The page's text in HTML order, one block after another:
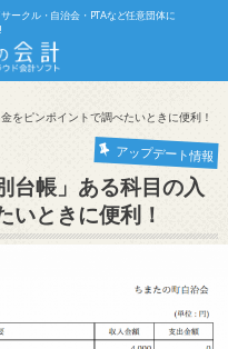
ークル・自治会・PTAなど任意団体に
をピンポイントで調べたいときに便利！
アップデート情報
台帳」ある科目の入
いときに便利！